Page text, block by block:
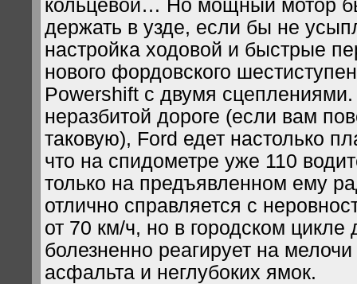
кольцевой… Но мощный мотор
держать в узде, если бы не
настройка ходовой и быстрые
нового фордовского
Powershift с двумя
неразбитой дороге (если вам
таковую), Ford едет настолько
что на спидометре уже 110
только на предъявленном ему
отлично справляется с
от 70 км/ч, но в городском цикле
болезненно реагирует на
асфальта и неглубоких ямок.